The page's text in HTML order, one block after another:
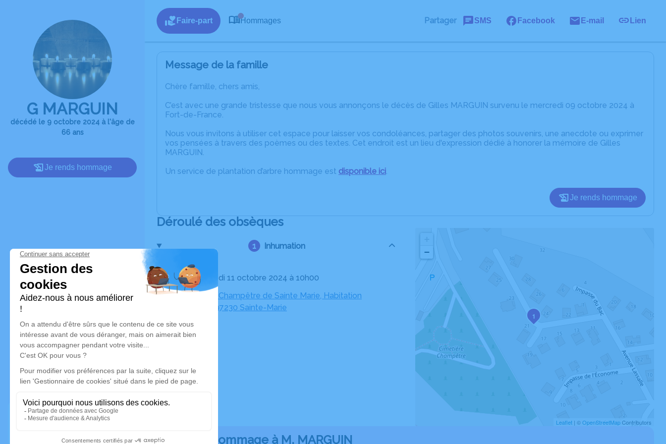
G MARGUIN
décédé le 9 octobre 2024 à l'âge de
66 ans
Je rends hommage
Faire-part Hommages Partager SMS Facebook E-mail Lien
Message de la famille
Chère famille, chers amis,
C’est avec une grande tristesse que nous vous annonçons le décès de Gilles MARGUIN survenu le mercredi 09 octobre 2024 à
Fort-de-France.
Nous vous invitons à utiliser cet espace pour laisser vos condoléances, partager des photos souvenirs, une anecdote ou exprimer
vos pensées à travers des poèmes ou des textes. Cet endroit est un lieu d'expression dédié à honorer la mémoire de Gilles
MARGUIN.
Un service de plantation d’arbre hommage est disponible ici.
Je rends hommage
Déroulé des obsèques
Inhumation
Le vendredi 11 octobre 2024 à 10h00
Cimetière Champêtre de Sainte Marie, Habitation
Lassalle, 97230 Sainte-Marie
1
−
Leaflet | ©OpenStreetMapContributors
Rendez hommage à M. MARGUIN